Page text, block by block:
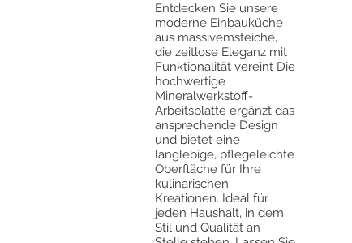
Entdecken Sie unsere
moderne Einbauküche
aus massivemsteiche,
die zeitlose Eleganz mit
Funktionalität vereint Die
hochwertige
Mineralwerkstoff-
Arbeitsplatte ergänzt das
ansprechende Design
und bietet eine
langlebige, pflegeleichte
Oberfläche für Ihre
kulinarischen
Kreationen. Ideal für
jeden Haushalt, in dem
Stil und Qualität an